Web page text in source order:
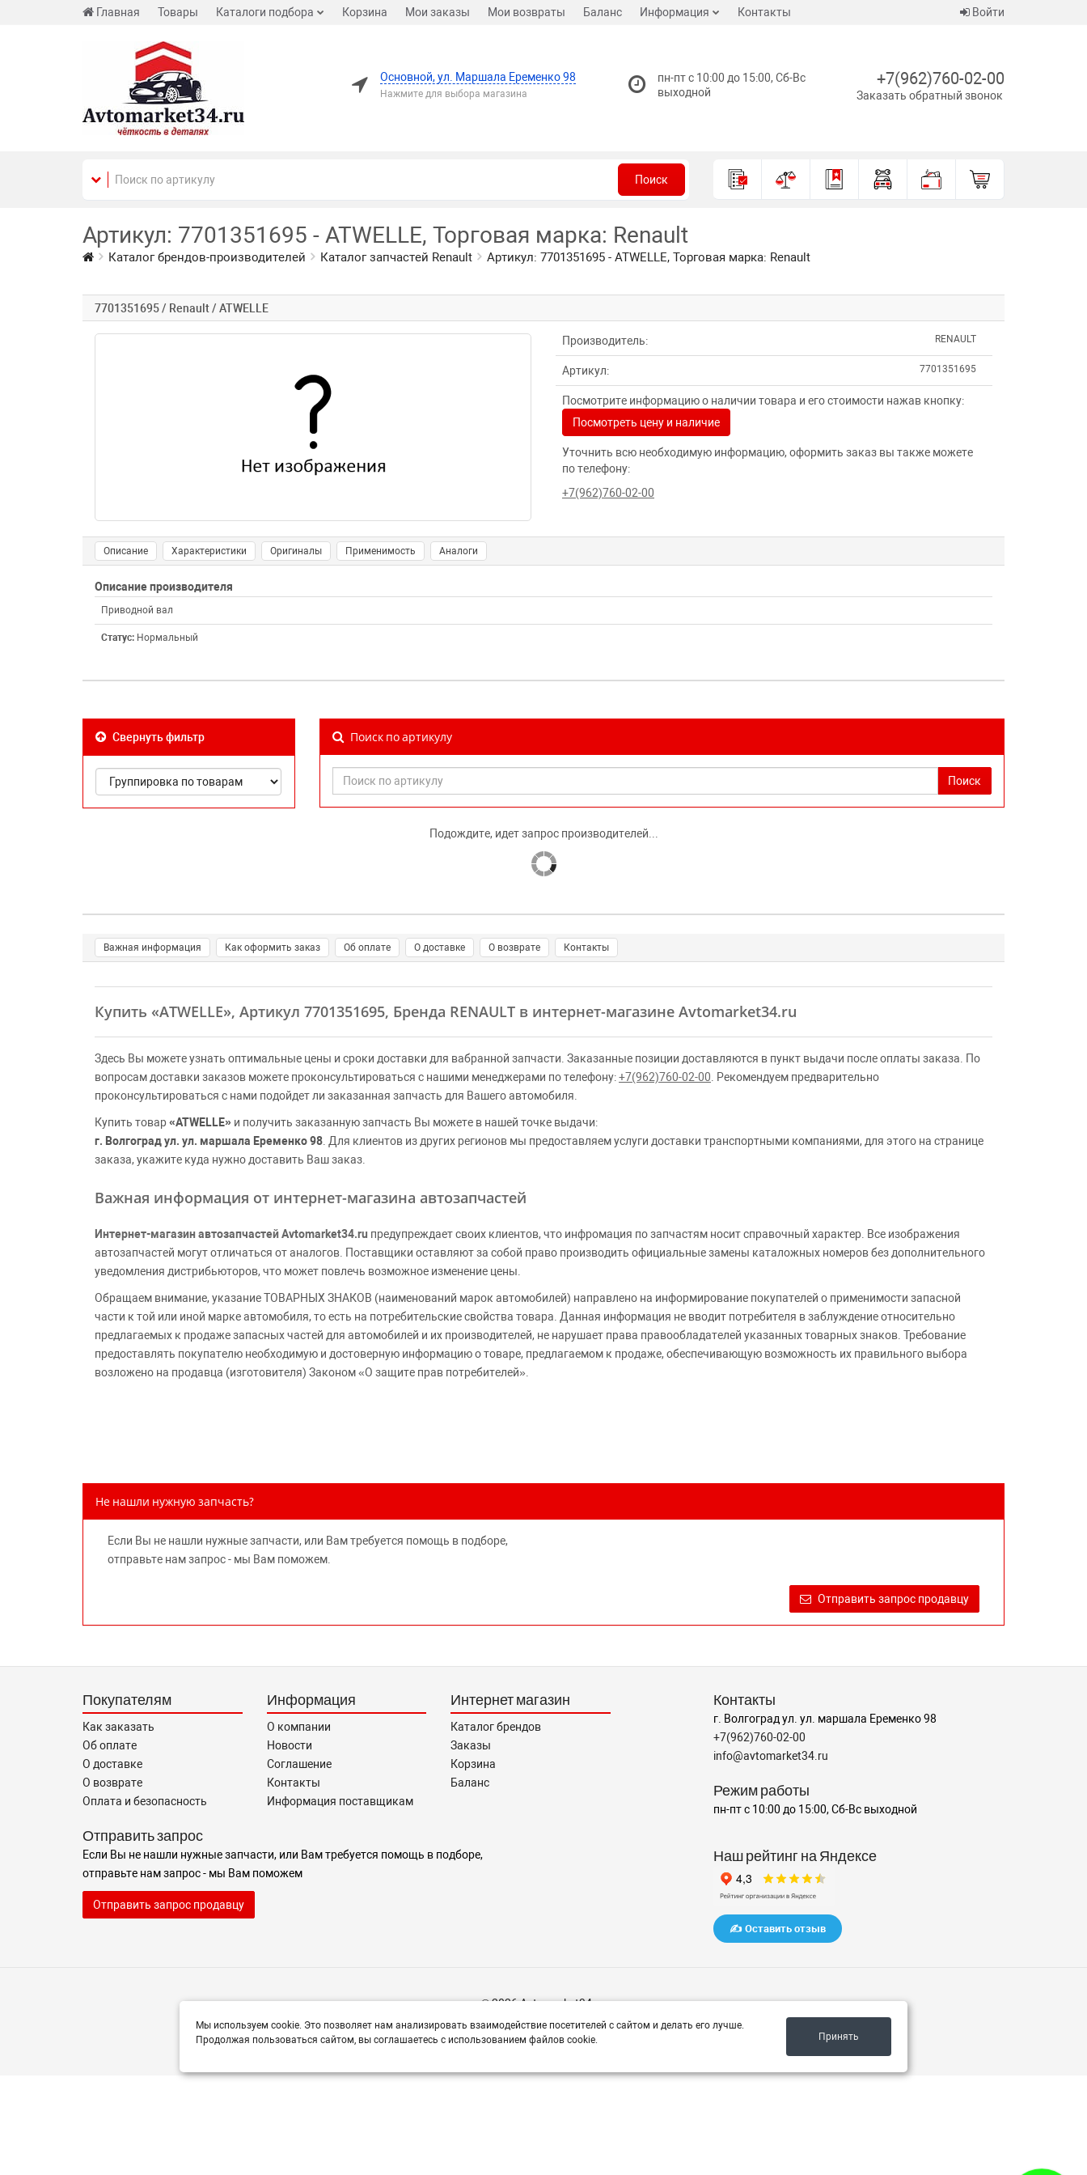
Главная Товары Каталоги подбора Корзина Мои заказы Мои возвраты Баланс Информация Контакты Войти
Основной, ул. Маршала Еременко 98
Нажмите для выбора магазина
пн-пт с 10:00 до 15:00, Сб-Вс
выходной
+7(962)760-02-00
Заказать обратный звонок
Поиск
Артикул: 7701351695 - ATWELLE, Торговая марка: Renault
Каталог брендов-производителей Каталог запчастей Renault Артикул: 7701351695 - ATWELLE, Торговая марка: Renault
7701351695 / Renault / ATWELLE
Производитель: RENAULT
Артикул: 7701351695
Посмотрите информацию о наличии товара и его стоимости нажав кнопку:
Посмотреть цену и наличие
Уточнить всю необходимую информацию, оформить заказ вы также можете
по телефону:
+7(962)760-02-00
Описание Характеристики Оригиналы Применимость Аналоги
Описание производителя
Приводной вал
Статус: Нормальный
Свернуть фильтр Поиск по артикулу
Поиск
Подождите, идет запрос производителей...
Важная информация Как оформить заказ Об оплате О доставке О возврате Контакты
Купить «ATWELLE», Артикул 7701351695, Бренда RENAULT в интернет-магазине Avtomarket34.ru
Здесь Вы можете узнать оптимальные цены и сроки доставки для вабранной запчасти. Заказанные позиции доставляются в пункт выдачи после оплаты заказа. По
вопросам доставки заказов можете проконсультироваться с нашими менеджерами по телефону:+7(962)760-02-00 . Рекомендуем предварительно
проконсультироваться с нами подойдет ли заказанная запчасть для Вашего автомобиля.
Купить товар«ATWELLE» и получить заказанную запчасть Вы можете в нашей точке выдачи:
г. Волгоград ул. ул. маршала Еременко 98 . Для клиентов из других регионов мы предоставляем услуги доставки транспортными компаниями, для этого на странице
заказа, укажите куда нужно доставить Ваш заказ.
Важная информация от интернет-магазина автозапчастей
Интернет-магазин автозапчастей Avtomarket34.ru предупреждает своих клиентов, что инфромация по запчастям носит справочный характер. Все изображения
автозапчастей могут отличаться от аналогов. Поставщики оставляют за собой право производить официальные замены каталожных номеров без дополнительного
уведомления дистрибьюторов, что может повлечь возможное изменение цены.
Обращаем внимание, указание ТОВАРНЫХ ЗНАКОВ (наименований марок автомобилей) направлено на информирование покупателей о применимости запасной
части к той или иной марке автомобиля, то есть на потребительские свойства товара. Данная информация не вводит потребителя в заблуждение относительно
предлагаемых к продаже запасных частей для автомобилей и их производителей, не нарушает права правообладателей указанных товарных знаков. Требование
предоставлять покупателю необходимую и достоверную информацию о товаре, предлагаемом к продаже, обеспечивающую возможность их правильного выбора
возложено на продавца (изготовителя) Законом «О защите прав потребителей».
Не нашли нужную запчасть?
Если Вы не нашли нужные запчасти, или Вам требуется помощь в подборе,
отправьте нам запрос - мы Вам поможем.
Отправить запрос продавцу
Покупателям
Как заказать
Об оплате
О доставке
О возврате
Оплата и безопасность
Информация
О компании
Новости
Соглашение
Контакты
Информация поставщикам
Интернет магазин
Каталог брендов
Заказы
Корзина
Баланс
Отправить запрос
Если Вы не нашли нужные запчасти, или Вам требуется помощь в подборе,
отправьте нам запрос - мы Вам поможем
Отправить запрос продавцу
Контакты
г. Волгоград ул. ул. маршала Еременко 98
+7(962)760-02-00
info@avtomarket34.ru
Режим работы
пн-пт с 10:00 до 15:00, Сб-Вс выходной
Наш рейтинг на Яндексе
✍️ Оставить отзыв
© 2026 Avtomarket34.ru
Мы используем cookie. Это позволяет нам анализировать взаимодействие посетителей с сайтом и делать его лучше.
Продолжая пользоваться сайтом, вы соглашаетесь с использованием файлов cookie.
Принять